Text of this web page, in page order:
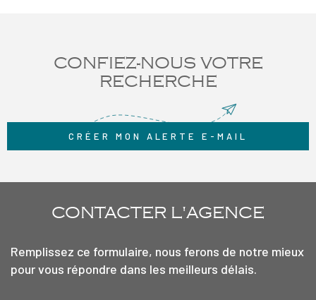
CONFIEZ-NOUS VOTRE
RECHERCHE
CRÉER MON ALERTE E-MAIL
CONTACTER L'AGENCE
Remplissez ce formulaire, nous ferons de notre mieux
pour vous répondre dans les meilleurs délais.